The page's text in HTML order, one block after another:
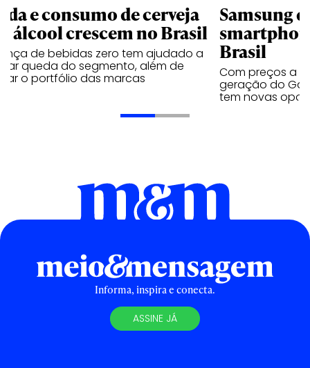
e consumo de cerveja
álcool crescem no Brasil
de bebidas zero tem ajudado a
queda do segmento, além de
o portfólio das marcas
Samsung
Brasil
Com preços a
geração do
tem novas
Informa, inspira e conecta.
ASSINE JÁ